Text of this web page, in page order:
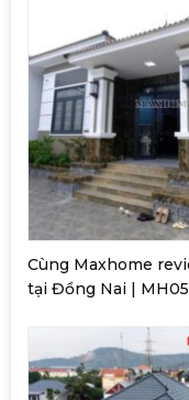
Cùng Maxhome
tại Đồng Nai |